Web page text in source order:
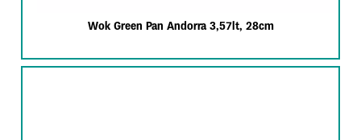
Wok Green Pan Andorra 3,57lt, 28cm